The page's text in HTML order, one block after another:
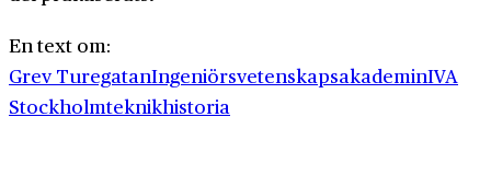
En text om:
Grev TuregatanIngeniörsvetenskapsakademinIVA
Stockholmteknikhistoria